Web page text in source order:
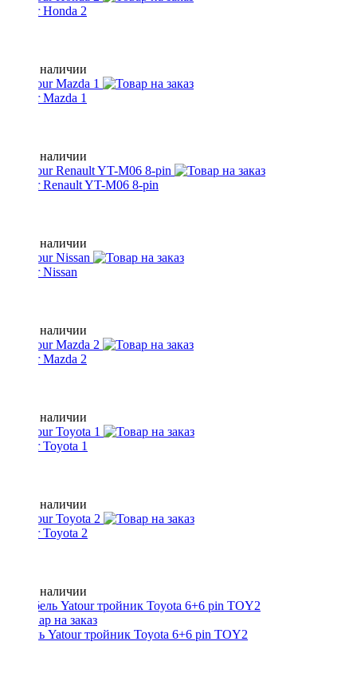
Yatour Honda 2
Нет в наличии
Yatour Mazda 1
Нет в наличии
Yatour Renault YT-M06 8-pin
Нет в наличии
Yatour Nissan
Нет в наличии
Yatour Mazda 2
Нет в наличии
Yatour Toyota 1
Нет в наличии
Yatour Toyota 2
Нет в наличии
Кабель Yatour тройник Toyota 6+6 pin TOY2